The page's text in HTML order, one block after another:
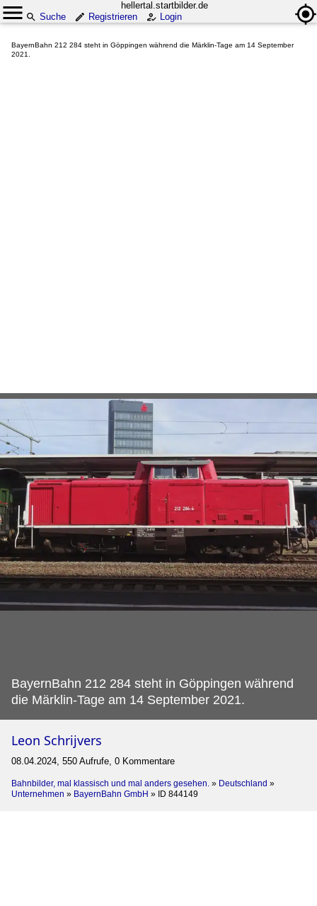
hellertal.startbilder.de
Suche
Registrieren Login
BayernBahn 212 284 steht in Göppingen während die Märklin-Tage am 14 September
2021.
BayernBahn 212 284 steht in Göppingen während
die Märklin-Tage am 14 September 2021.
Leon Schrijvers
08.04.2024, 550 Aufrufe, 0 Kommentare
Bahnbilder, mal klassisch und mal anders gesehen. » Deutschland »
Unternehmen » BayernBahn GmbH » ID 844149